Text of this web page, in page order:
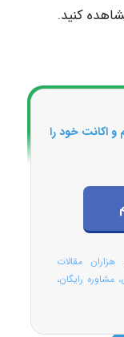
کنید.
و اکانت خود را
مقالات
رایگان،